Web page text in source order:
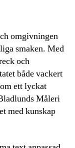
omgivningen
smaken. Med
och
både vackert
ett lyckat
Måleri
med kunskap